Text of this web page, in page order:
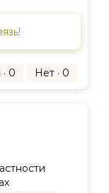
0 Нет · 0